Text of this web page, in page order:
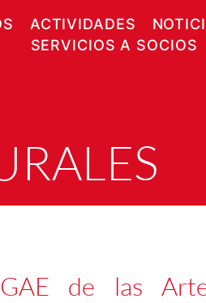
ACTIVIDADES
SERVICIOS A SOCIOS
de las